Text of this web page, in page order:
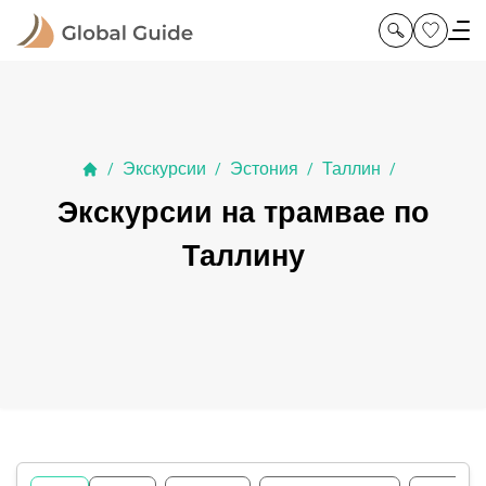
/ Экскурсии / Эстония / Таллин /
Экскурсии на трамвае по
Таллину